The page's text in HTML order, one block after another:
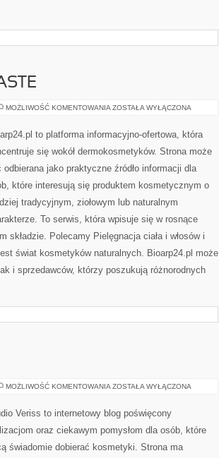
MOŻLIWOŚĆ KOMENTOWANIA KOSMETYKI
ZOSTAŁA WYŁĄCZONA
to platforma informacyjno-ofertowa, która
się wokół dermokosmetyków. Strona może
odbierana jako praktyczne źródło informacji dla
które interesują się produktem kosmetycznym o
tradycyjnym, ziołowym lub naturalnym
To serwis, która wpisuje się w rosnące
Polecamy Pielęgnacja ciała i włosów i
świat kosmetyków naturalnych. Bioarp24.pl może
i sprzedawców, którzy poszukują różnorodnych
MOŻLIWOŚĆ KOMENTOWANIA MAKIJAŻ
ZOSTAŁA WYŁĄCZONA
Veriss to internetowy blog poświęcony
oraz ciekawym pomysłom dla osób, które
świadomie dobierać kosmetyki. Strona ma